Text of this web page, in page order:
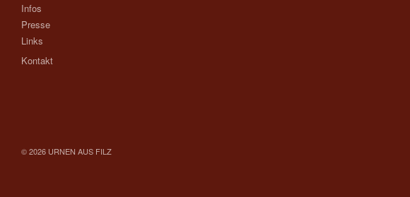
Infos
Presse
Links
Kontakt
© 2026 URNEN AUS FILZ